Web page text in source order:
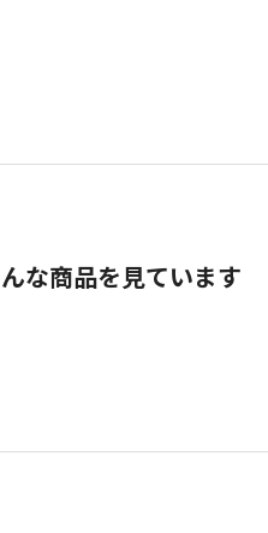
な商品を見ています